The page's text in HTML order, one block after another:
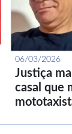
06/03/2026
Justiça
casal que